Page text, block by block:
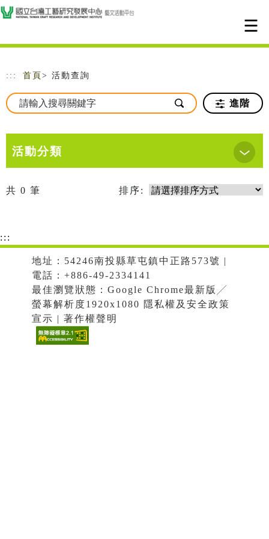
跳到主要內容
網站導覽
::: 首頁 > 活動查詢
進階
活動分類
共 0 筆 排序:
:::
地址：54246南投縣草屯鎮中正路573號 |
電話：+886-49-2334141
最佳瀏覽狀態：Google Chrome最新版╱
螢幕解析度1920x1080 隱私權及安全政策
宣示 | 著作權聲明